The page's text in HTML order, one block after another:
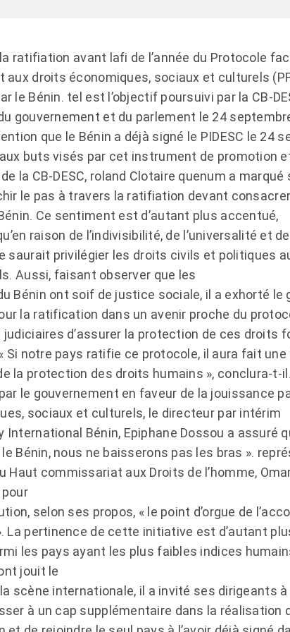
ratifiation avant lafi de l’année du Protocole
aux droits économiques, sociaux et culturels
le Bénin. tel est l’objectif poursuivi par la CB-
gouvernement et du parlement le 24
que le Bénin a déjà signé le PIDESC le 24
buts visés par cet instrument de promotion
la CB-DESC, roland Clotaire quenum a
le pas à travers la ratifiation devant
Ce sentiment est d’autant plus accentué,
raison de l’indivisibilité, de l’universalité et
saurait privilégier les droits civils et politiques
Aussi, faisant observer que les
Bénin ont soif de justice sociale, il a exhorté
la ratification dans un avenir proche du
d’assurer la protection de ces droits
Si notre pays ratifie ce protocole, il aura fait
la protection des droits humains », conclura-
le gouvernement en faveur de la jouissance
sociaux et culturels, le directeur par intérim
International Bénin, Epiphane Dossou a assuré
Bénin, nous ne baisserons pas les bras ».
Haut commissariat aux Droits de l’homme,
selon ses propos, « le point d’orgue de
La pertinence de cette initiative est d’autant
les pays ayant les plus faibles indices
jouit le
scène internationale, il a invité ses dirigeants
à un cap supplémentaire dans la réalisation